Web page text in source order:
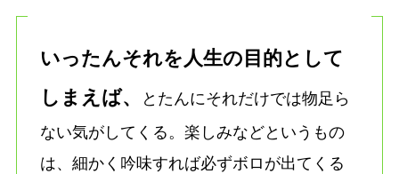
いったんそれを人生の目的として
しまえば、
とたんにそれだけでは物足ら
ない気がしてくる。楽しみなどというもの
は、細かく吟味すれば必ずボロが出てくる